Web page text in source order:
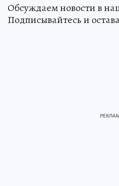
Обсуждаем новости в
Подписывайтесь и